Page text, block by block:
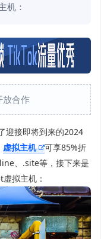
机：
放合作
迎接即将到来的2024
虚拟主机
可享85%折
、.site等，接下来是
拟主机：